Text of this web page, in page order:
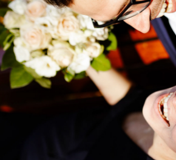
Hochzeitsfotos in Magdeburg -
2020